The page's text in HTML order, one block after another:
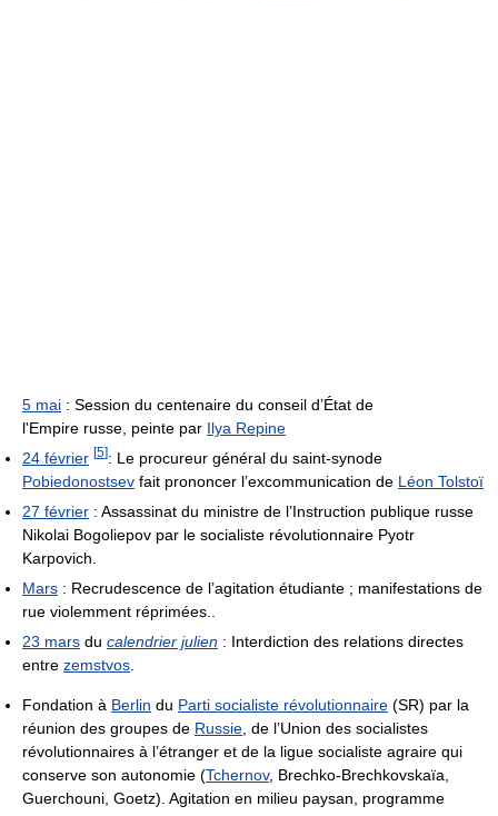
5 mai : Session du centenaire du conseil d’État de
l'Empire russe, peinte par Ilya Repine
24 février [5]: Le procureur général du saint-synode
Pobiedonostsev fait prononcer l’excommunication de Léon Tolstoï
27 février : Assassinat du ministre de l’Instruction publique russe
Nikolai Bogoliepov par le socialiste révolutionnaire Pyotr
Karpovich.
Mars : Recrudescence de l’agitation étudiante ; manifestations de
rue violemment réprimées..
23 mars du calendrier julien : Interdiction des relations directes
entre zemstvos
Fondation à Berlin du Parti socialiste révolutionnaire (SR) par la
réunion des groupes de Russie , de l’Union des socialistes
révolutionnaires à l’étranger et de la ligue socialiste agraire qui
conserve son autonomie (Tchernov, Brechko-Brechkovskaïa,
Guerchouni, Goetz). Agitation en milieu paysan, programme